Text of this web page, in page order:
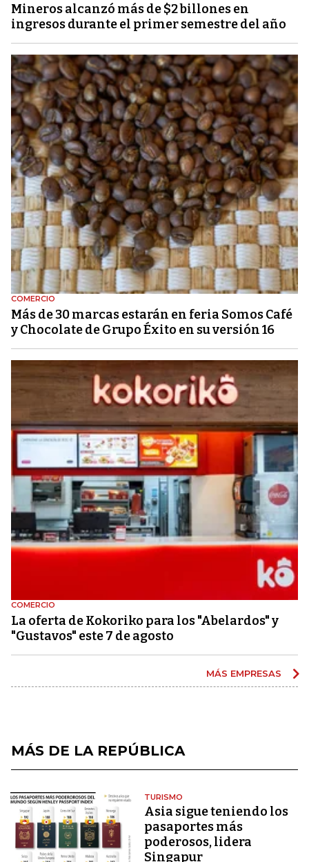
Mineros alcanzó más de $2 billones en
ingresos durante el primer semestre del año
COMERCIO
Más de 30 marcas estarán en feria Somos Café
y Chocolate de Grupo Éxito en su versión 16
COMERCIO
La oferta de Kokoriko para los "Abelardos" y
"Gustavos" este 7 de agosto
MÁS EMPRESAS
MÁS DE LA REPÚBLICA
TURISMO
Asia sigue teniendo los
pasaportes más
poderosos, lidera
Singapur